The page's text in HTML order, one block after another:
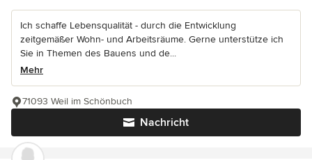
Ich schaffe Lebensqualität - durch die Entwicklung
zeitgemäßer Wohn- und Arbeitsräume. Gerne unterstütze ich
Sie in Themen des Bauens und de...
Mehr
Nachricht
71093 Weil im Schönbuch